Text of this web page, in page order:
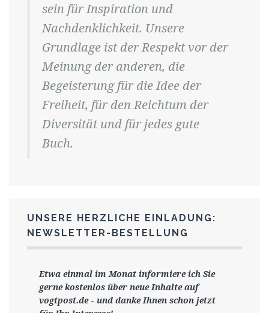
sein für Inspiration und
Nachdenklichkeit. Unsere
Grundlage ist der Respekt vor der
Meinung der anderen, die
Begeisterung für die Idee der
Freiheit, für den Reichtum der
Diversität und für jedes gute
Buch.
UNSERE HERZLICHE EINLADUNG:
NEWSLETTER-BESTELLUNG
Etwa einmal im Monat informiere ich Sie
gernekostenlos über neue Inhalte auf
vogtpost.de- und danke Ihnen schon jetzt